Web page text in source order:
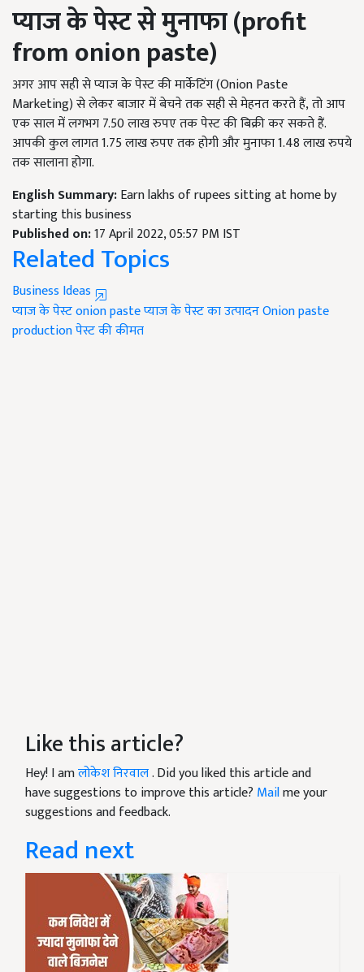
प्याज के पेस्ट से मुनाफा(profit
from onion paste)
अगर आप सही से प्याज के पेस्ट की मार्केटिंग (Onion Paste
Marketing) से लेकर बाजार में बेचने तक सही से मेहनत करते हैं, तो आप
एक साल में लगभग 7.50 लाख रुपए तक पेस्ट की बिक्री कर सकते हैं.
आपकी कुल लागत 1.75 लाख रुपए तक होगी और मुनाफा 1.48 लाख रुपये
तक सालाना होगा.
English Summary:Earn lakhs of rupees sitting at home by
starting this business
Published on:17 April 2022, 05:57 PM IST
Related Topics
Business Ideas
प्याज के पेस्टonion pasteप्याज के पेस्ट का उत्पादनOnion paste
productionपेस्ट की कीमत
Like this article?
Hey! I amलोकेश निरवाल. Did you liked this article and
have suggestions to improve this article? Mailme your
suggestions and feedback.
Read next